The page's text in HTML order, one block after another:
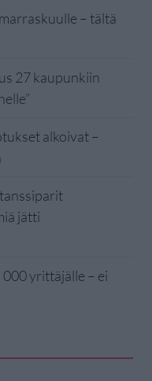
– tältä
27 kaupunkiin
alkoivat –
jätti
yrittäjälle – ei